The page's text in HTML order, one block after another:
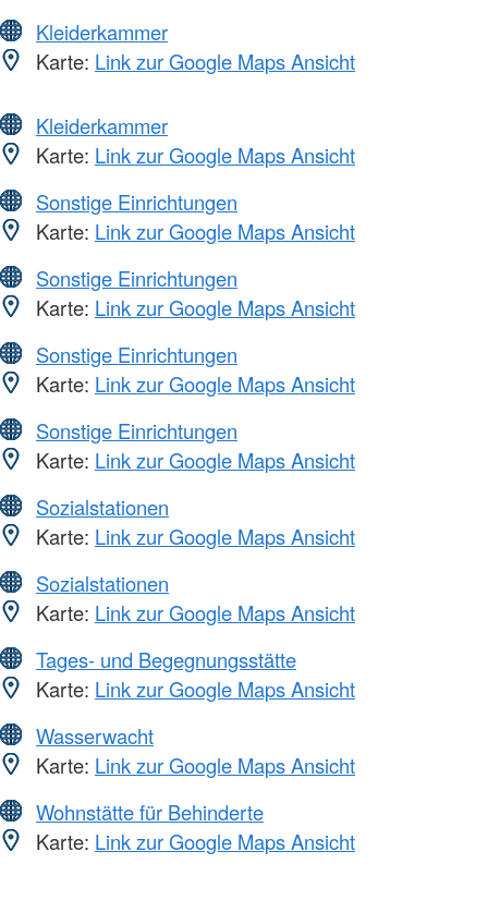
Kleiderkammer
Karte: Link zur Google Maps Ansicht
Kleiderkammer
Karte: Link zur Google Maps Ansicht
Sonstige Einrichtungen
Karte: Link zur Google Maps Ansicht
Sonstige Einrichtungen
Karte: Link zur Google Maps Ansicht
Sonstige Einrichtungen
Karte: Link zur Google Maps Ansicht
Sonstige Einrichtungen
Karte: Link zur Google Maps Ansicht
Sozialstationen
Karte: Link zur Google Maps Ansicht
Sozialstationen
Karte: Link zur Google Maps Ansicht
Tages- und Begegnungsstätte
Karte: Link zur Google Maps Ansicht
Wasserwacht
Karte: Link zur Google Maps Ansicht
Wohnstätte für Behinderte
Karte: Link zur Google Maps Ansicht